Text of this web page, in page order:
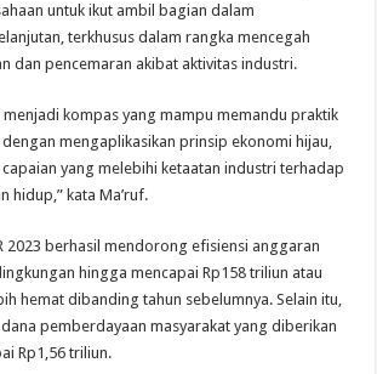
untuk ikut ambil bagian dalam
terkhusus dalam rangka mencegah
dan pencemaran akibat aktivitas industri.
menjadi kompas yang mampu memandu praktik
mengaplikasikan prinsip ekonomi hijau,
yang melebihi ketaatan industri terhadap
hidup,” kata Ma’ruf.
2023 berhasil mendorong efisiensi anggaran
hingga mencapai Rp158 triliun atau
hemat dibanding tahun sebelumnya. Selain itu,
dana pemberdayaan masyarakat yang diberikan
Rp1,56 triliun.